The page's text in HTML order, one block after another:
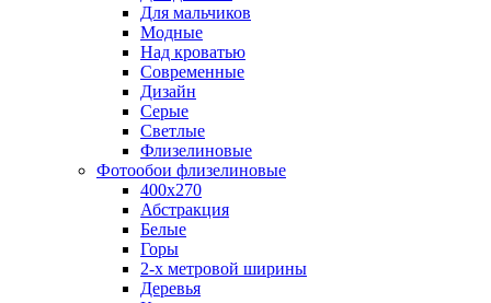
Для мальчиков
Модные
Над кроватью
Современные
Дизайн
Серые
Светлые
Флизелиновые
Фотообои флизелиновые
400х270
Абстракция
Белые
Горы
2-х метровой ширины
Деревья